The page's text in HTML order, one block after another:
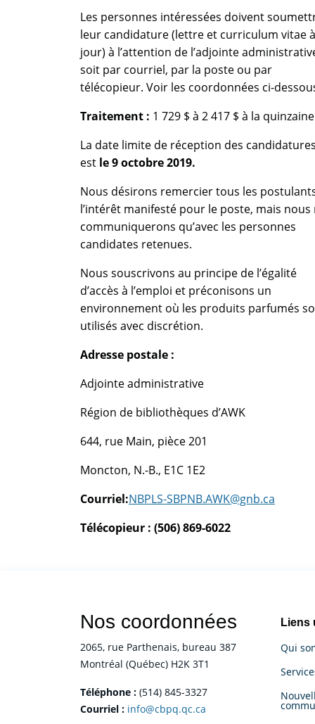
Les personnes intéressées doivent
leur candidature (lettre et curriculum vitae à
jour) à l’attention de l’adjointe
soit par courriel, par la poste ou par
télécopieur. Voir les coordonnées ci-
Traitement : 1 729 $ à 2 417 $ à la quinzaine
La date limite de réception des candidatures
est le 9 octobre 2019.
Nous désirons remercier tous les
l’intérêt manifesté pour le poste, mais nous
communiquerons qu’avec les personnes
candidates retenues.
Nous souscrivons au principe de l’égalité
d’accès à l’emploi et préconisons un
environnement où les produits parfumés
utilisés avec discrétion.
Adresse postale :
Adjointe administrative
Région de bibliothèques d’AWK
644, rue Main, pièce 201
Moncton, N.-B., E1C 1E2
Courriel:NBPLS-SBPNB.AWK@gnb.ca
Télécopieur : (506)869-6022
Nos coordonnées
2065, rue Parthenais, bureau 387
Montréal (Québec) H2K 3T1
Téléphone : (514) 845-3327
Courriel : info@cbpq.qc.ca
Liens
Qui